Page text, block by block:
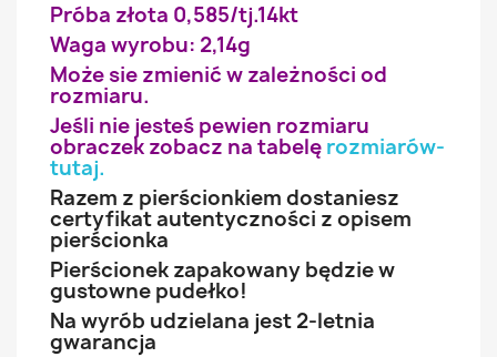
Próba złota 0,585/tj.14kt
Waga wyrobu: 2,14g
Może sie zmienić w zależności od
rozmiaru.
Jeśli nie jesteś pewien rozmiaru
obraczek zobacz na tabelę rozmiarów-
tutaj.
Razem z pierścionkiem dostaniesz
certyfikat autentyczności z opisem
pierścionka
Pierścionek zapakowany będzie w
gustowne pudełko!
Na wyrób udzielana jest 2-letnia
gwarancja